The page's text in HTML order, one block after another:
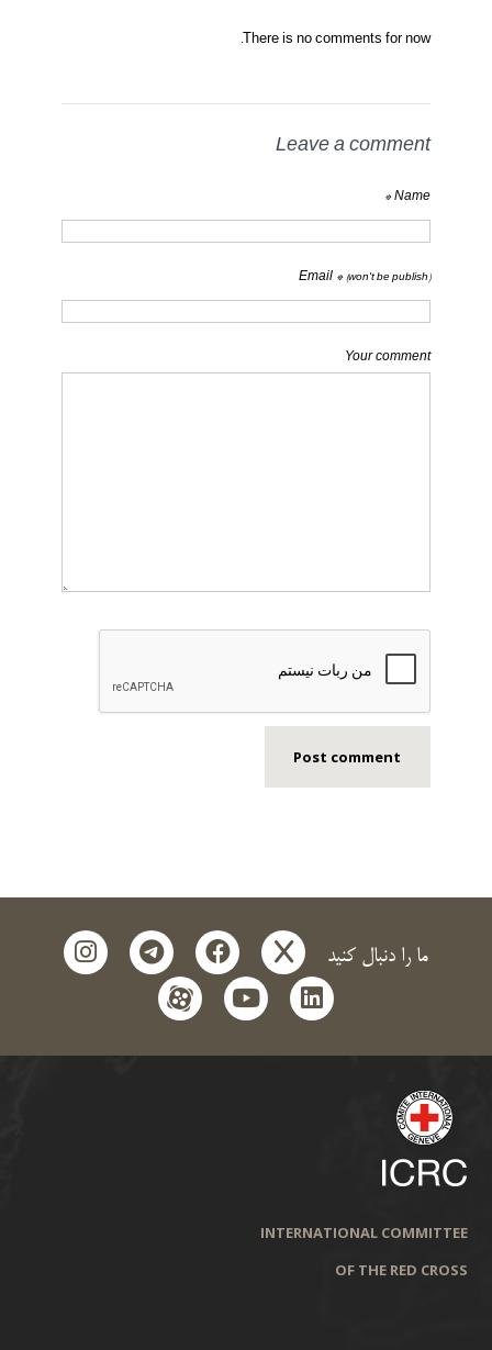
There is no comments for now.
Leave a comment
Name *
Email * (won't be publish)
Your comment
ما را دنبال کنید x
facebook
telegram
instagram
linkedin
youtube
aparat
INTERNATIONAL COMMITTEE
OF THE RED CROSS